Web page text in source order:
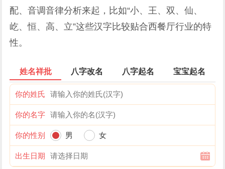
配、音调音律分析来起，比如“小、王、双、仙、
屹、恒、高、立”这些汉字比较贴合西餐厅行业的特
性。
姓名祥批 八字改名 八字起名 宝宝起名
你的姓氏
你的名字
你的性别 男 女
出生日期